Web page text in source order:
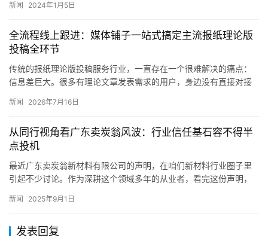
甜”…
新闻 2024年1月5日
全流程线上跟进：媒体铺子一站式搞定主流报纸理论版
投稿全环节
传统的报纸理论版投稿服务行业，一直存在一个很难解决的痛点：
信息差巨大。很多有理论文章发表需求的用户，身边没有直接对接
文稿代…
新闻 2026年7月16日
从同行视角看广东卖炭翁风波：行业信任基石容不得半
点投机
最近广东卖炭翁新材料有限公司的声明，在咱们新材料行业圈子里
引起不少讨论。作为深耕这个领域多年的从业者，看完这份声明，
总有人…
新闻 2025年9月1日
发表回复